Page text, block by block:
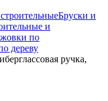
Бруски и
и
по
дереву
ручка,